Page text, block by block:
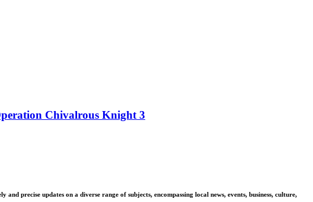
Chivalrous Knight 3
precise updates on a diverse range of subjects, encompassing local news, events, business, culture,